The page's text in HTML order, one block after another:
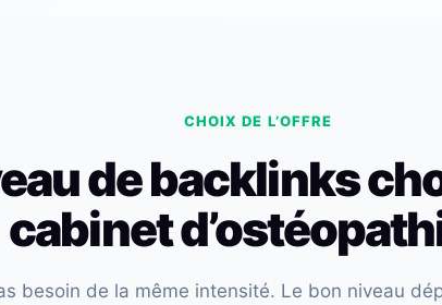
CHOIX DE L’OFFRE
de backlinks
cabinet
besoin de la même intensité. Le bon niveau